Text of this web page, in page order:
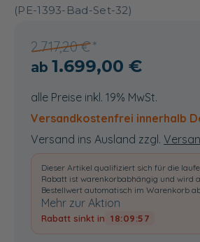
(PE-1393-Bad-Set-32)
2.717,20 €
1.699,00 €
alle Preise inkl. 19% MwSt.
Versandkostenfrei innerhalb
Versand ins Ausland zzgl.
Dieser Artikel qualifiziert sich für die
Rabatt ist warenkorbabhängig und wird
Bestellwert automatisch im Warenkorb
Mehr zur Aktion
Rabatt sinkt in 18:09:57